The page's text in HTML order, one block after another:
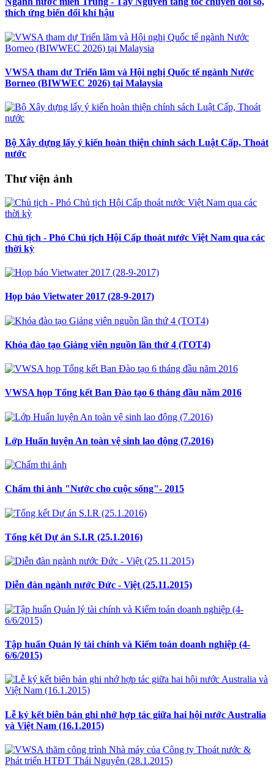
thích ứng biến đổi khí hậu
VWSA tham dự Triển lãm và Hội nghị Quốc tế ngành Nước
Borneo (BIWWEC 2026) tại Malaysia
Bộ Xây dựng lấy ý kiến hoàn thiện chính sách Luật Cấp, Thoát
nước
Thư viện ảnh
Chủ tịch - Phó Chủ tịch Hội Cấp thoát nước Việt Nam qua các
thời kỳ
Họp báo Vietwater 2017 (28-9-2017)
Khóa đào tạo Giảng viên nguồn lần thứ 4 (TOT4)
VWSA họp Tổng kết Ban Đào tạo 6 tháng đầu năm 2016
Lớp Huấn luyện An toàn vệ sinh lao động (7.2016)
Chấm thi ảnh "Nước cho cuộc sống"- 2015
Tổng kết Dự án S.I.R (25.1.2016)
Diễn đàn ngành nước Đức - Việt (25.11.2015)
Tập huấn Quản lý tài chính và Kiểm toán doanh nghiệp (4-
6/6/2015)
Lễ ký kết biên bản ghi nhớ hợp tác giữa hai hội nước Australia
và Việt Nam (16.1.2015)